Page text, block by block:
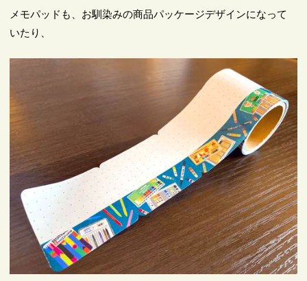
メモパッドも、お馴染みの商品パッケージデザインになって
いたり、